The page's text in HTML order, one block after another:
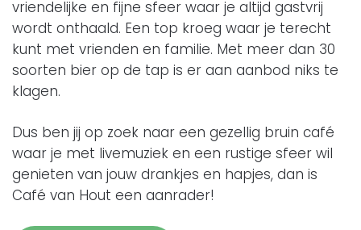
vriendelijke en fijne sfeer waar je altijd gastvrij
wordt onthaald. Een top kroeg waar je terecht
kunt met vrienden en familie. Met meer dan 30
soorten bier op de tap is er aan aanbod niks te
klagen.
Dus ben jij op zoek naar een gezellig bruin café
waar je met livemuziek en een rustige sfeer wil
genieten van jouw drankjes en hapjes, dan is
Café van Hout een aanrader!